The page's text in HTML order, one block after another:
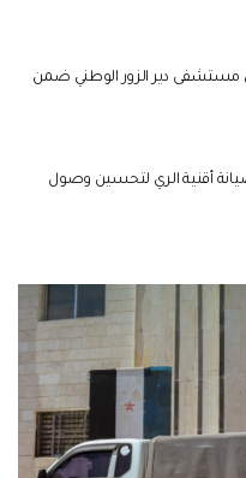
في مستشفى دير الزور الوطني ضمن
صيانة أقنية الري لتحسين وصول